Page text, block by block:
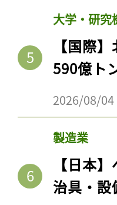
大学・研究
【国際
590億ト
2026/08/04
製造業
【日本
治具・設